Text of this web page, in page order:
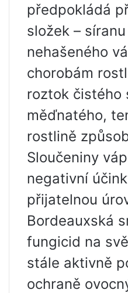
předpokládá
složek –
nehašeného
chorobám
roztok čistého
měďnatého,
rostlině
Sloučeniny
negativní
přijatelnou
Bordeauxská
fungicid na
stále aktivně
ochraně